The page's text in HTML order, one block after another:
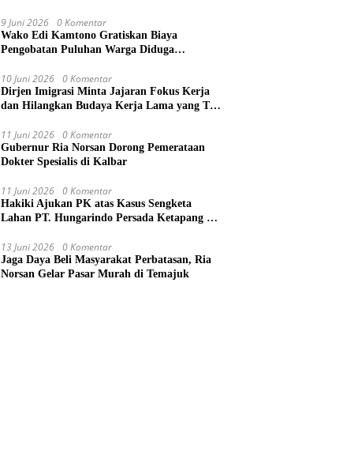
9 Juni 2026 0 Komentar
Wako Edi Kamtono Gratiskan Biaya
Pengobatan Puluhan Warga Diduga
10 Juni 2026 0 Komentar
Dirjen Imigrasi Minta Jajaran Fokus Kerja
dan Hilangkan Budaya Kerja Lama yang Tak
11 Juni 2026 0 Komentar
Gubernur Ria Norsan Dorong Pemerataan
Dokter Spesialis di Kalbar
11 Juni 2026 0 Komentar
Hakiki Ajukan PK atas Kasus Sengketa
Lahan PT. Hungarindo Persada Ketapang ke
13 Juni 2026 0 Komentar
Jaga Daya Beli Masyarakat Perbatasan, Ria
Norsan Gelar Pasar Murah di Temajuk